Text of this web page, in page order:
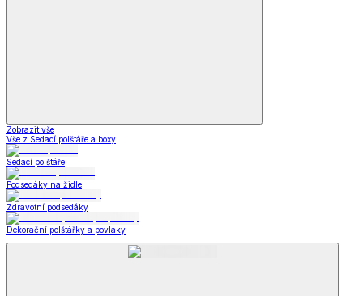
Zobrazit vše
Vše z Sedací polštáře a boxy
Sedací polštáře
Podsedáky na židle
Zdravotní podsedáky
Dekorační polštářky a povlaky